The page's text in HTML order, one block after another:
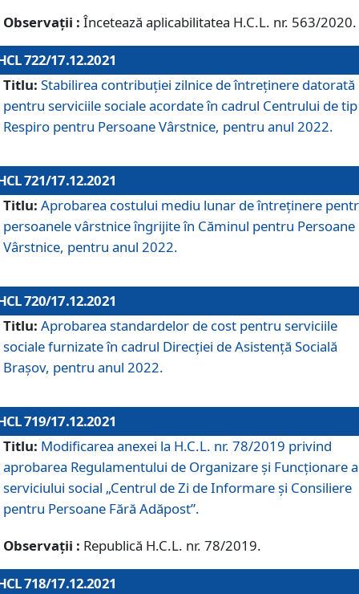
Observații : Încetează aplicabilitatea H.C.L. nr. 563/2020.
722/17.12.2021
Titlu: Stabilirea contribuţiei zilnice de întreținere datorată
pentru serviciile sociale acordate în cadrul Centrului de tip
Respiro pentru Persoane Vârstnice, pentru anul 2022.
721/17.12.2021
Titlu: Aprobarea costului mediu lunar de întreţinere
persoanele vârstnice îngrijite în Căminul pentru Persoane
Vârstnice, pentru anul 2022.
720/17.12.2021
Titlu: Aprobarea standardelor de cost pentru serviciile
sociale furnizate în cadrul Direcției de Asistență Socială
Brașov, pentru anul 2022.
719/17.12.2021
Titlu: Modificarea anexei la H.C.L. nr. 78/2019 privind
aprobarea Regulamentului de Organizare și Funcționare
serviciului social „Centrul de Zi de Informare şi Consiliere
pentru Persoane Fără Adăpost”.
Observații : Republică H.C.L. nr. 78/2019.
718/17.12.2021